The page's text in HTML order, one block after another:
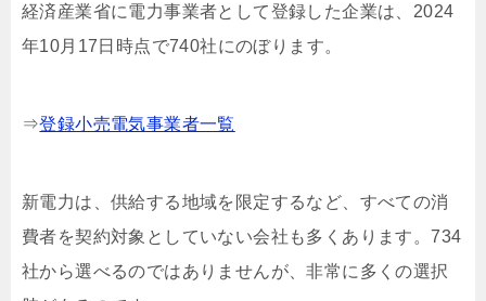
経済産業省に電力事業者として登録した企業は、2024
年10月17日時点で740社にのぼります。
⇒登録小売電気事業者一覧
新電力は、供給する地域を限定するなど、すべての消
費者を契約対象としていない会社も多くあります。734
社から選べるのではありませんが、非常に多くの選択